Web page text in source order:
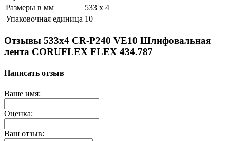
Размеры в мм
533 x 4
Упаковочная единица 10
Отзывы 533x4 CR-P240 VE10 Шлифовальная
лента CORUFLEX FLEX 434.787
Написать отзыв
Ваше имя:
Оценка:
Ваш отзыв: